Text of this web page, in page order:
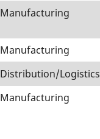
Manufacturing
Manufacturing
Distribution/Logistics
Manufacturing